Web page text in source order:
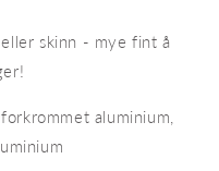
skinn - mye fint å
aluminium,